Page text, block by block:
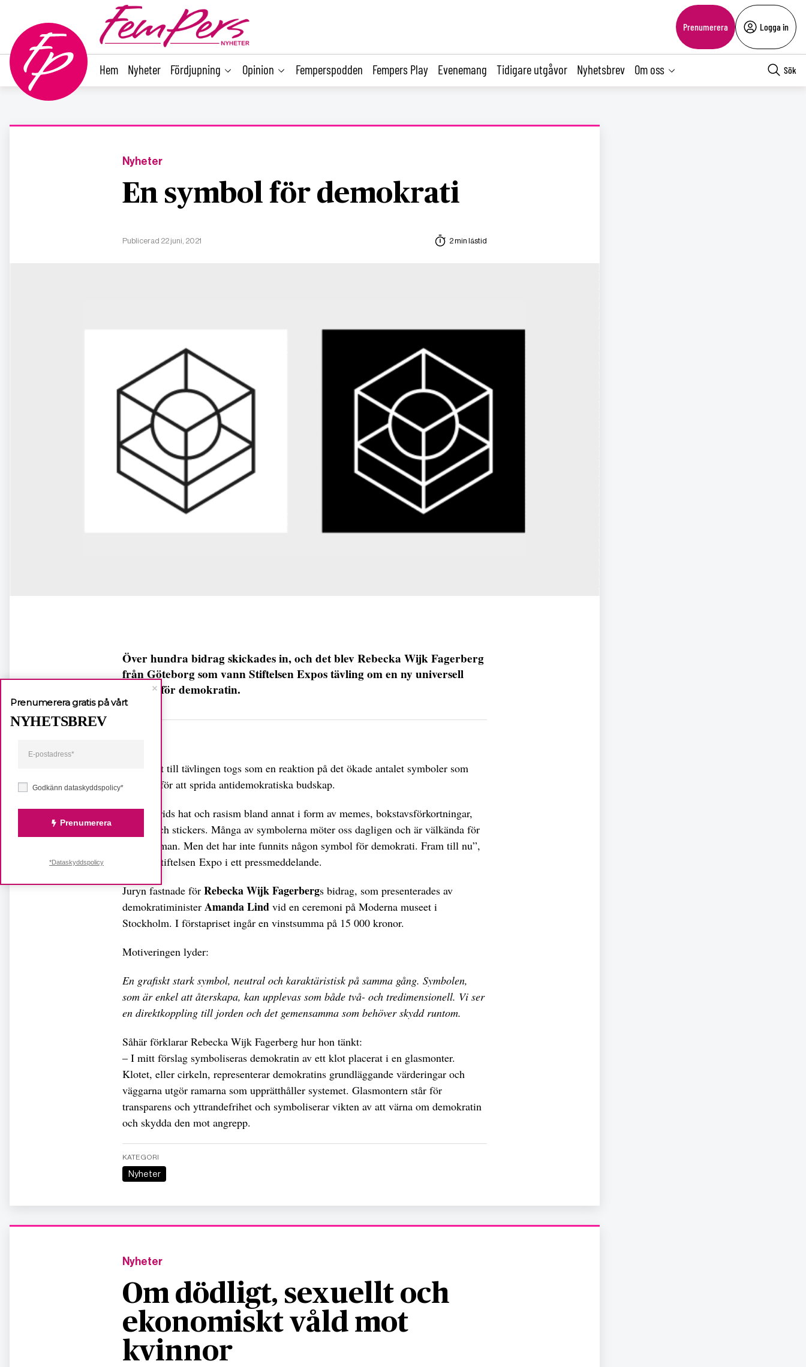
Prenumerera Logga in
Hem Nyheter Fördjupning Opinion Femperspodden Fempers Play Evenemang Tidigare utgåvor Nyhetsbrev Om oss Sök
Nyheter
En symbol för demokrati
Publicerad 22 juni, 2021 2 min lästid
Över hundra bidrag skickades in, och det blev Rebecka Wijk Fagerberg
från Göteborg som vann Stiftelsen Expos tävling om en ny universell
symbol för demokratin.
Initiativet till tävlingen togs som en reaktion på det ökade antalet symboler som
används för att sprida antidemokratiska budskap.
”Idag sprids hat och rasism bland annat i form av memes, bokstavsförkortningar,
klotter och stickers. Många av symbolerna möter oss dagligen och är välkända för
gemene man. Men det har inte funnits någon symbol för demokrati. Fram till nu”,
skriver Stiftelsen Expo i ett pressmeddelande.
Juryn fastnade för Rebecka Wijk Fagerbergs bidrag, som presenterades av
demokratiminister Amanda Lind vid en ceremoni på Moderna museet i
Stockholm. I förstapriset ingår en vinstsumma på 15 000 kronor.
Motiveringen lyder:
En grafiskt stark symbol, neutral och karaktäristisk på samma gång. Symbolen,
som är enkel att återskapa, kan upplevas som både två- och tredimensionell. Vi ser
en direktkoppling till jorden och det gemensamma som behöver skydd runtom.
Såhär förklarar Rebecka Wijk Fagerberg hur hon tänkt:
– I mitt förslag symboliseras demokratin av ett klot placerat i en glasmonter.
Klotet, eller cirkeln, representerar demokratins grundläggande värderingar och
väggarna utgör ramarna som upprätthåller systemet. Glasmontern står för
transparens och yttrandefrihet och symboliserar vikten av att värna om demokratin
och skydda den mot angrepp.
KATEGORI
Nyheter
Nyheter
Om dödligt, sexuellt och
ekonomiskt våld mot
kvinnor
Godkänn dataskyddspolicy*
Prenumerera
Prenumerera gratis på vårt
NYHETSBREV
*Dataskyddspolicy